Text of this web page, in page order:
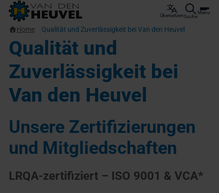
ÜbersetzenSuche
Menu
Home Qualität und Zuverlässigkeit bei Van den Heuvel
Qualität und
Zuverlässigkeit bei
Van den Heuvel
Unsere Zertifizierungen
und Mitgliedschaften
LRQA-zertifiziert – ISO 9001 & VCA*